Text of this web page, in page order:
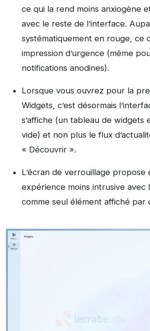
ce qui la rend moins anxiogène
avec le reste de l’interface.
systématiquement en rouge, ce
impression d’urgence (même
notifications anodines).
Lorsque vous ouvrez pour la
Widgets, c’est désormais
s’affiche (un tableau de widgets
vide) et non plus le flux
« Découvrir ».
L’écran de verrouillage propose
expérience moins intrusive
comme seul élément affiché par